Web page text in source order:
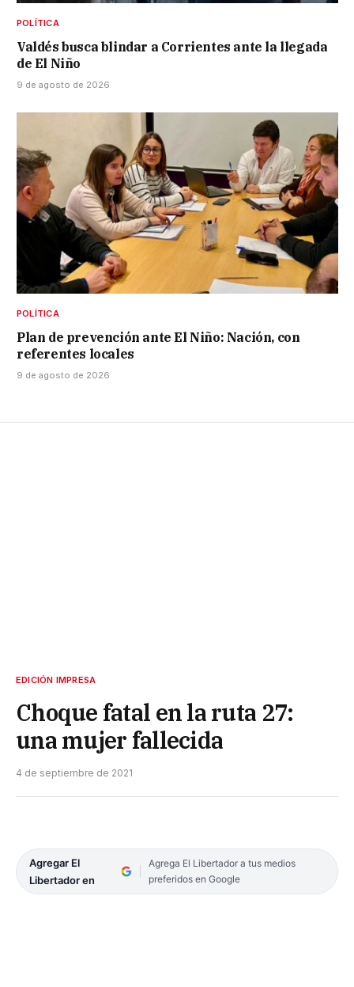
POLÍTICA
Valdés busca blindar a Corrientes ante la llegada
de El Niño
9 de agosto de 2026
POLÍTICA
Plan de prevención ante El Niño: Nación, con
referentes locales
9 de agosto de 2026
EDICIÓN IMPRESA
Choque fatal en la ruta 27:
una mujer fallecida
4 de septiembre de 2021
Agregar El
Libertador en
Agrega El Libertador a tus medios
preferidos en Google